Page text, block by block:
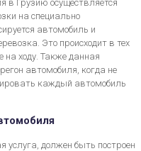
в Грузию осуществляется
на специально
автомобиль и
Это происходит в тех
на ходу. Также данная
автомобиля, когда не
каждый автомобиль
услуга, должен быть построен